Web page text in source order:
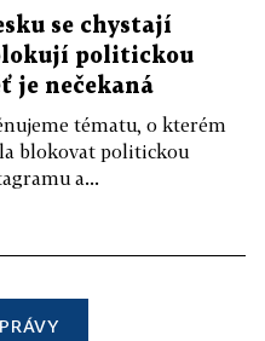
se chystají
politickou
je nečekaná
tématu, o kterém
blokovat politickou
a...